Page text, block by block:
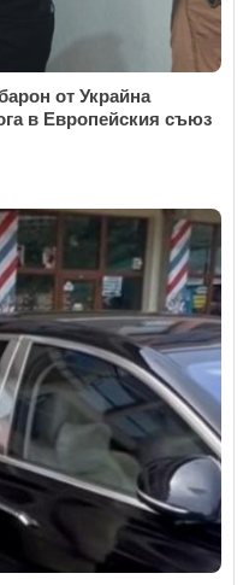
от Украйна
в Европейския съюз